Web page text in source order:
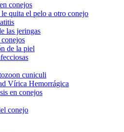
conejos
quita el pelo a otro conejo
las jeringas
de la piel
cuniculi
Vírica Hemorrágica
en conejos
conejo